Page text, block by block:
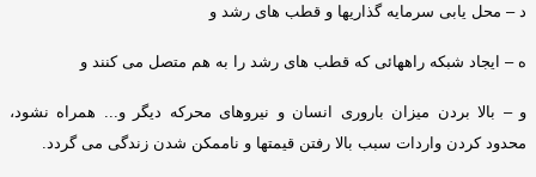
د – محل یابی سرمایه گذاریها و قطب های رشد و
ه – ایجاد شبکه راههائی که قطب های رشد را به هم متصل می کنند و
و – بالا بردن میزان باروری انسان و نیروهای محرکه دیگر و
همراه نشود،
محدود کردن واردات سبب بالا رفتن قیمتها و ناممکن شدن زندگی می گردد